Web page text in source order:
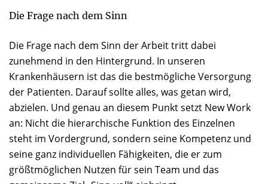
Die Frage nach dem Sinn
Die Frage nach dem Sinn der Arbeit tritt dabei
zunehmend in den Hintergrund. In unseren
Krankenhäusern ist das die bestmögliche Versorgung
der Patienten. Darauf sollte alles, was getan wird,
abzielen. Und genau an diesem Punkt setzt New Work
an: Nicht die hierarchische Funktion des Einzelnen
steht im Vordergrund, sondern seine Kompetenz und
seine ganz individuellen Fähigkeiten, die er zum
größtmöglichen Nutzen für sein Team und das